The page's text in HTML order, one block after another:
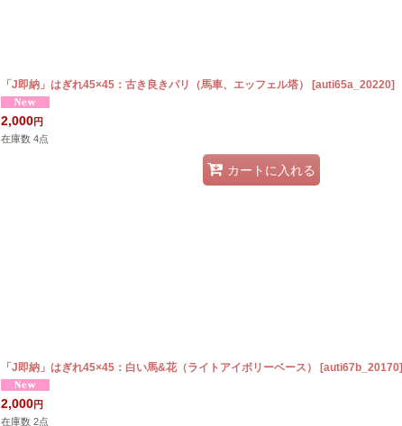
「J即納」はぎれ45×45：古き良きパリ（馬車、エッフェル塔） [auti65a_20220]
2,000円
在庫数 4点
カートに入れる
「J即納」はぎれ45×45：白い馬&花（ライトアイボリーベース） [auti67b_20170]
2,000円
在庫数 2点